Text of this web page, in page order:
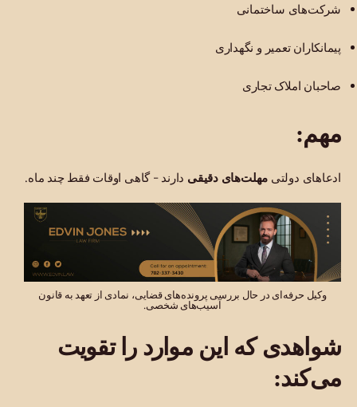
شرکت‌های ساختمانی
پیمانکاران تعمیر و نگهداری
صاحبان املاک تجاری
مهم:
ادعاهای دولتی مهلت‌های دقیقی دارند - گاهی اوقات فقط چند ماه.
وکیل حرفه‌ای در حال بررسی پرونده‌های قضایی، نمادی از تعهد به قانون
آسیب‌های شخصی.
شواهدی که این موارد را تقویت
می‌کند: